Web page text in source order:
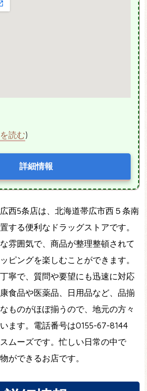
読む)
詳細情報
西5条店は、北海道帯広市西５条南
する便利なドラッグストアです。
雰囲気で、商品が整理整頓されて
ピングを楽しむことができます。
寧で、質問や要望にも迅速に対応
食品や医薬品、日用品など、品揃
ものがほぼ揃うので、地元の方々
ます。電話番号は0155-67-8144
ムーズです。忙しい日常の中で
ができるお店です。